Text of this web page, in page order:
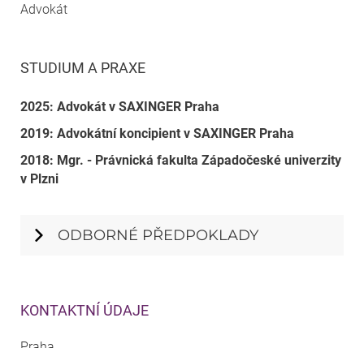
KONTAKTNÍ ÚDAJE
Advokát
STUDIUM A PRAXE
2025: Advokát v SAXINGER Praha
2019: Advokátní koncipient v SAXINGER Praha
2018: Mgr. - Právnická fakulta Západočeské univerzity
v Plzni
ODBORNÉ PŘEDPOKLADY